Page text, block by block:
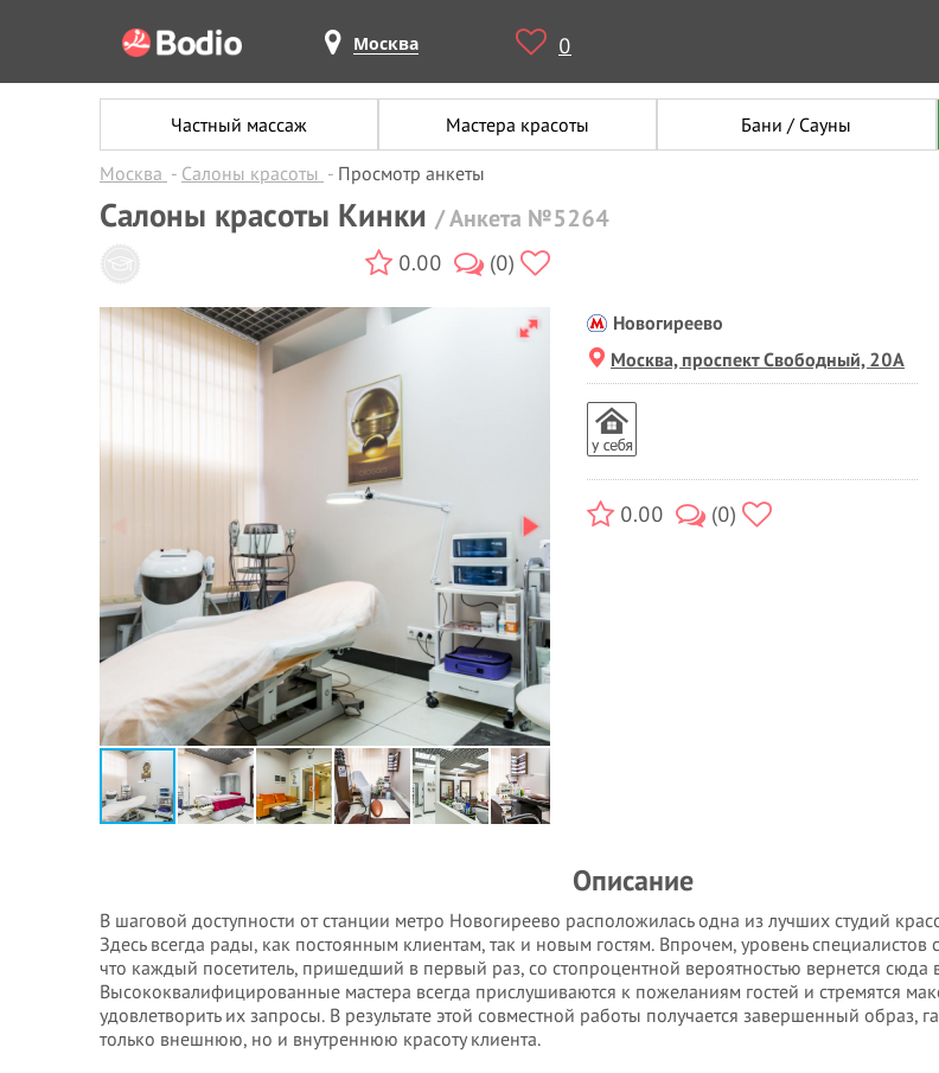
Москва 0
Частный массаж Мастера красоты Бани / Сауны
Москва Салоны красоты Просмотр анкеты
Салоны красоты Кинки / Анкета №5264
0.00 (0)
Новогиреево
Москва, проспект Свободный, 20А
0.00 (0)
Описание
В шаговой доступности от станции метро Новогиреево расположилась одна из лучших студий
Здесь всегда рады, как постоянным клиентам, так и новым гостям. Впрочем, уровень специалистов
что каждый посетитель, пришедший в первый раз, со стопроцентной вероятностью вернется сюда
Высококвалифицированные мастера всегда прислушиваются к пожеланиям гостей и стремятся
удовлетворить их запросы. В результате этой совместной работы получается завершенный
только внешнюю, но и внутреннюю красоту клиента.